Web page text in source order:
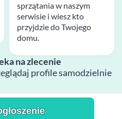
sprzątania w naszym
serwisie i wiesz kto
przyjdzie do Twojego
domu.
na zlecenie
profile samodzielnie